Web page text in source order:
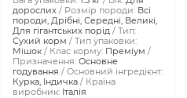
дорослих
Розмір породи: Всі
породи, Дрібні, Середні, Великі,
Для гігантських порід
Тип:
Сухий корм
Тип упаковки:
Мішок
Клас корму: Преміум
Призначення: Основне
годування
Основний інгредієнт:
Курка, Індичка
Країна
виробник: Італія